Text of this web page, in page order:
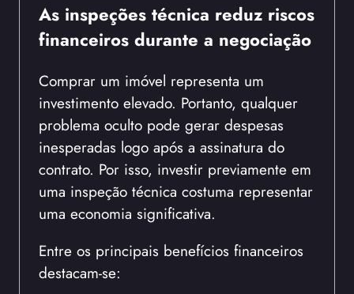
As inspeções técnica reduz riscos
financeiros durante a negociação
Comprar um imóvel representa um
investimento elevado. Portanto, qualquer
problema oculto pode gerar despesas
inesperadas logo após a assinatura do
contrato. Por isso, investir previamente em
uma inspeção técnica costuma representar
uma economia significativa.
Entre os principais benefícios financeiros
destacam-se: